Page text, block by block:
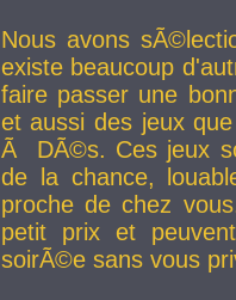
Nous avons
existe beaucoup
faire passer une
et aussi des jeux
Ã DÃ©s. Ces jeux
de la chance,
proche de chez
petit prix et
soirÃ©e sans vous